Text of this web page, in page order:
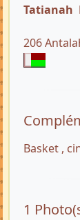
Tatianah
206
Basket ,
1